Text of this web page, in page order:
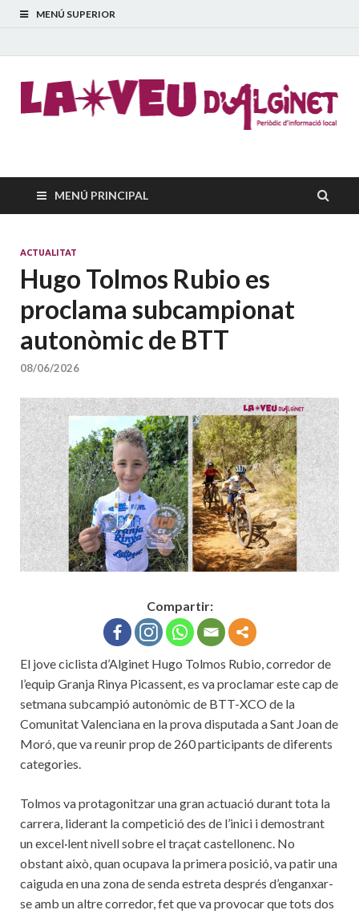
MENÚ SUPERIOR
La Veu d'Alginet
MENÚ PRINCIPAL
ACTUALITAT
Hugo Tolmos Rubio es
proclama subcampionat
autonòmic de BTT
08/06/2026
Compartir:
El jove ciclista d’Alginet Hugo Tolmos Rubio, corredor de
l’equip Granja Rinya Picassent, es va proclamar este cap de
setmana subcampió autonòmic de BTT-XCO de la
Comunitat Valenciana en la prova disputada a Sant Joan de
Moró, que va reunir prop de 260 participants de diferents
categories.
Tolmos va protagonitzar una gran actuació durant tota la
carrera, liderant la competició des de l’inici i demostrant
un excel·lent nivell sobre el traçat castellonenc. No
obstant això, quan ocupava la primera posició, va patir una
caiguda en una zona de senda estreta després d’enganxar-
se amb un altre corredor, fet que va provocar que tots dos